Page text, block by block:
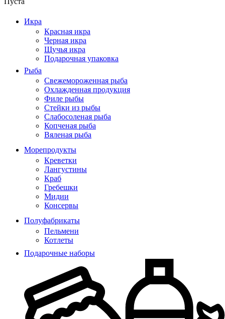
Икра
Красная икра
Черная икра
Щучья икра
Подарочная упаковка
Рыба
Свежемороженная рыба
Охлажденная продукция
Филе рыбы
Стейки из рыбы
Слабосоленая рыба
Копченая рыба
Вяленая рыба
Морепродукты
Креветки
Лангустины
Краб
Гребешки
Мидии
Консервы
Полуфабрикаты
Пельмени
Котлеты
Подарочные наборы